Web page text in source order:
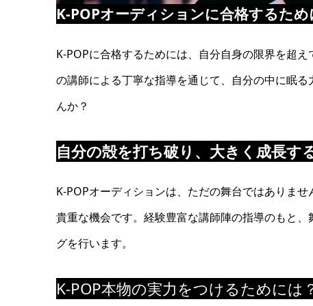
K-POPオーディションに合格するため
K-POPに合格するためには、自分自身の限界を超
の講師による丁寧な指導を通じて、自分の中に眠
んか？
自分の殻を打ち破り、大きく成長す
K-POPオーディションは、ただの舞台ではありま
貴重な機会です。経験豊富な講師陣の指導のもと
グを行います。
K-POP本物の実力をつけるためには